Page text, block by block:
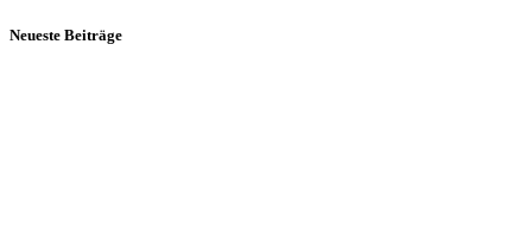
Neueste Beiträge